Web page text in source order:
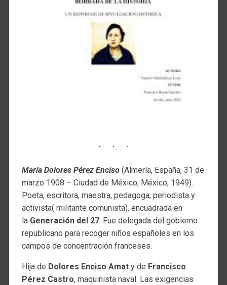
María Dolores Pérez Enciso(Almería, España, 31 de
marzo 1908 – Ciudad de México, México, 1949).
Poeta, escritora, maestra, pedagoga, periodista y
activista( militante comunista), encuadrada en
la Generación del 27. Fue delegada del gobierno
republicano para recoger niños españoles en los
campos de concentración franceses.
Hija de Dolores Enciso Amat y de Francisco
Pérez Castro, maquinista naval. Las exigencias